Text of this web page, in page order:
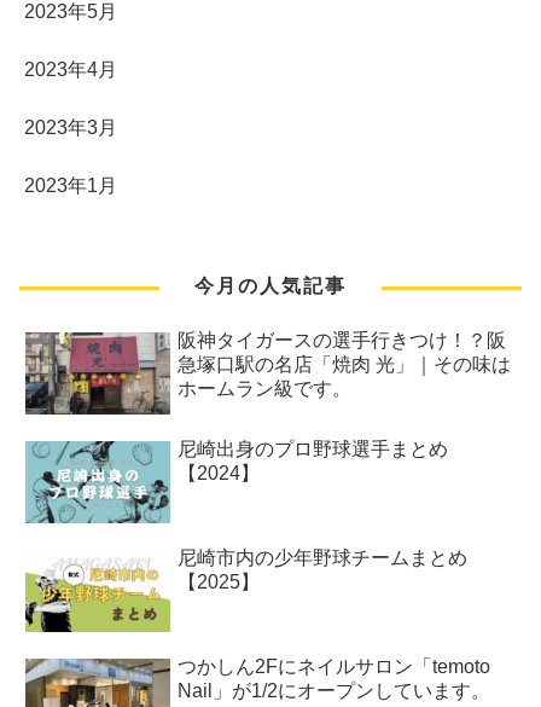
2023年5月
2023年4月
2023年3月
2023年1月
今月の人気記事
阪神タイガースの選手行きつけ！？阪
急塚口駅の名店「焼肉 光」｜その味は
ホームラン級です。
尼崎出身のプロ野球選手まとめ
【2024】
尼崎市内の少年野球チームまとめ
【2025】
つかしん2Fにネイルサロン「temoto
Nail」が1/2にオープンしています。